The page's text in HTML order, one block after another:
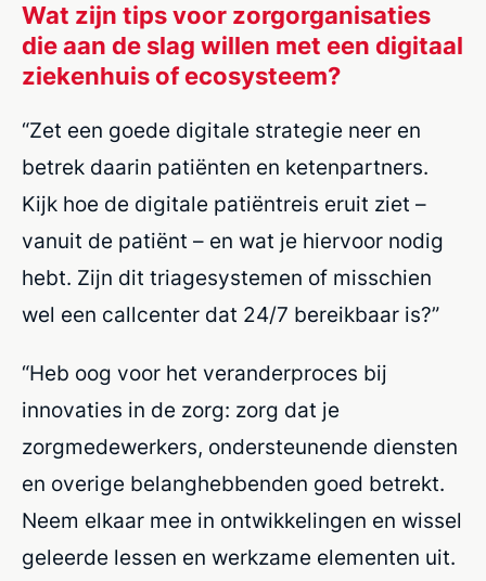
Wat zijn tips voor zorgorganisaties
die aan de slag willen met een digitaal
ziekenhuis of ecosysteem?
“Zet een goede digitale strategie neer en
betrek daarin patiënten en ketenpartners.
Kijk hoe de digitale patiëntreis eruit ziet –
vanuit de patiënt – en wat je hiervoor nodig
hebt. Zijn dit triagesystemen of misschien
wel een callcenter dat 24/7 bereikbaar is?”
“Heb oog voor het veranderproces bij
innovaties in de zorg: zorg dat je
zorgmedewerkers, ondersteunende diensten
en overige belanghebbenden goed betrekt.
Neem elkaar mee in ontwikkelingen en wissel
geleerde lessen en werkzame elementen uit.